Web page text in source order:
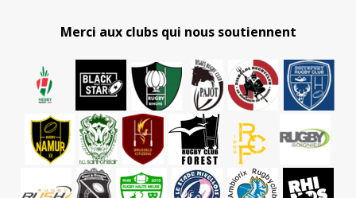
Merci aux clubs qui nous soutiennent